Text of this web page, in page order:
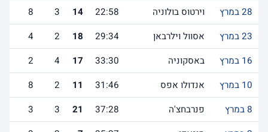
28 במרץ
וירטוס בולוניה 22:58
14
3
8
23 במרץ
אסוול וילרבאן 29:34
18
2
4
16 במרץ
באסקוניה 33:30
17
4
2
10 במרץ
אנדולו אפס 31:46
11
2
8
8 במרץ
פנרבחצ'ה 37:28
21
3
3